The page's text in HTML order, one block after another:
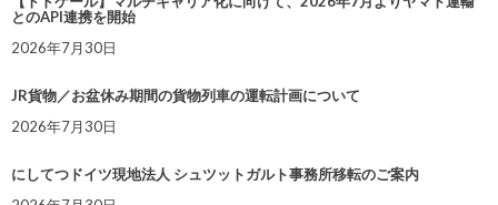
とのAPI連携を開始
2026年7月30日
JR貨物／お盆休み期間の貨物列車の運転計画について
2026年7月30日
にしてつドイツ現地法人 シュツットガルト事務所移転のご案内